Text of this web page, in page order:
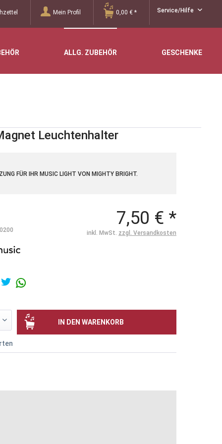
Service/Hilfe
Mein Profil 0,00 € *
ALLG. ZUBEHÖR GESCHENKE
Leuchtenhalter
FÜR IHR MUSIC LIGHT VON MIGHTY BRIGHT.
7,50 € *
inkl. MwSt. zzgl. Versandkosten
IN DEN WARENKORB